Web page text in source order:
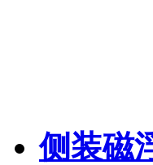
侧装磁